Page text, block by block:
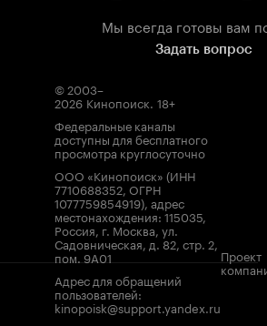
Мы всегда готовы вам
Задать вопрос
© 2003–
2026 Кинопоиск. 18+
Федеральные каналы
доступны для бесплатного
просмотра круглосуточно
ООО «Кинопоиск» (ИНН
7710688352, ОГРН
1077759854919), адрес
местонахождения: 115035,
Россия, г. Москва, ул.
Садовническая, д. 82, стр. 2,
пом. 9А01
Адрес для обращений
пользователей:
kinopoisk@support.yandex.ru
Проект